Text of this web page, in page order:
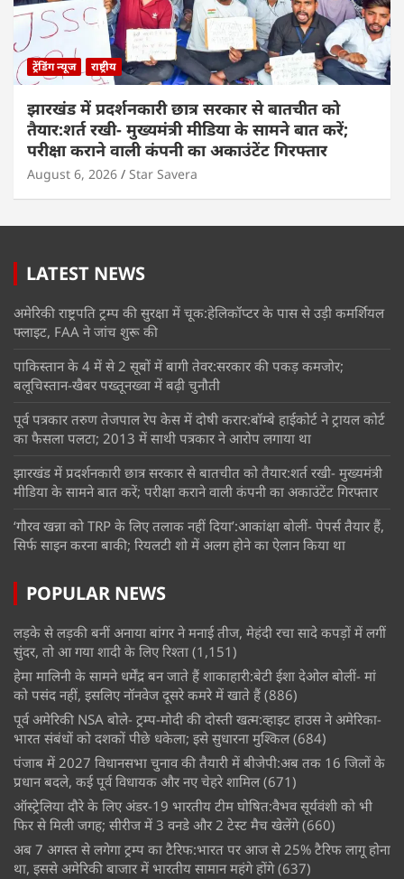
ट्रेंडिंग न्यूज राष्ट्रीय
झारखंड में प्रदर्शनकारी छात्र सरकार से बातचीत को
तैयार:शर्त रखी- मुख्यमंत्री मीडिया के सामने बात करें;
परीक्षा कराने वाली कंपनी का अकाउंटेंट गिरफ्तार
August 6, 2026 Star Savera
LATEST NEWS
अमेरिकी राष्ट्रपति ट्रम्प की सुरक्षा में चूक:हेलिकॉप्टर के पास से उड़ी कमर्शियल
फ्लाइट, FAA ने जांच शुरू की
पाकिस्तान के 4 में से 2 सूबों में बागी तेवर:सरकार की पकड़ कमजोर;
बलूचिस्तान-खैबर पख्तूनख्वा में बढ़ी चुनौती
पूर्व पत्रकार तरुण तेजपाल रेप केस में दोषी करार:बॉम्बे हाईकोर्ट ने ट्रायल कोर्ट
का फैसला पलटा; 2013 में साथी पत्रकार ने आरोप लगाया था
झारखंड में प्रदर्शनकारी छात्र सरकार से बातचीत को तैयार:शर्त रखी- मुख्यमंत्री
मीडिया के सामने बात करें; परीक्षा कराने वाली कंपनी का अकाउंटेंट गिरफ्तार
‘गौरव खन्ना को TRP के लिए तलाक नहीं दिया’:आकांक्षा बोलीं- पेपर्स तैयार हैं,
सिर्फ साइन करना बाकी; रियलटी शो में अलग होने का ऐलान किया था
POPULAR NEWS
लड़के से लड़की बनीं अनाया बांगर ने मनाई तीज, मेहंदी रचा सादे कपड़ों में लगीं
सुंदर, तो आ गया शादी के लिए रिश्ता (1,151)
हेमा मालिनी के सामने धर्मेंद्र बन जाते हैं शाकाहारी:बेटी ईशा देओल बोलीं- मां
को पसंद नहीं, इसलिए नॉनवेज दूसरे कमरे में खाते हैं (886)
पूर्व अमेरिकी NSA बोले- ट्रम्प-मोदी की दोस्ती खत्म:व्हाइट हाउस ने अमेरिका-
भारत संबंधों को दशकों पीछे धकेला; इसे सुधारना मुश्किल (684)
पंजाब में 2027 विधानसभा चुनाव की तैयारी में बीजेपी:अब तक 16 जिलों के
प्रधान बदले, कई पूर्व विधायक और नए चेहरे शामिल (671)
ऑस्ट्रेलिया दौरे के लिए अंडर-19 भारतीय टीम घोषित:वैभव सूर्यवंशी को भी
फिर से मिली जगह; सीरीज में 3 वनडे और 2 टेस्ट मैच खेलेंगे (660)
अब 7 अगस्त से लगेगा ट्रम्प का टैरिफ:भारत पर आज से 25% टैरिफ लागू होना
था, इससे अमेरिकी बाजार में भारतीय सामान महंगे होंगे (637)